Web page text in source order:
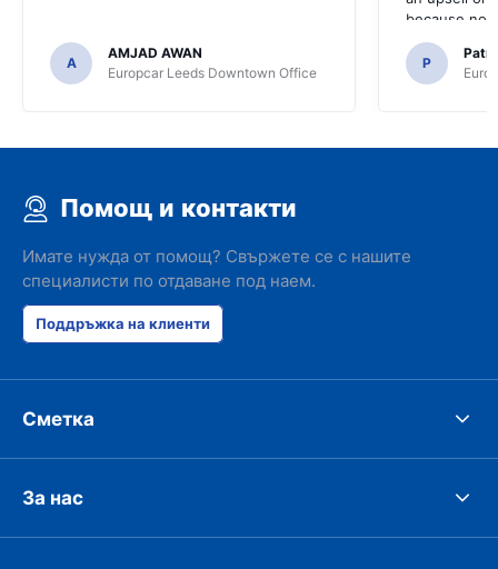
A
AMJAD AWAN
Europcar Leeds Downtown Office
because no
time of
P
Помощ и контакти
Имате нужда от помощ? Свържете се с нашите
специалисти по отдаване под наем.
Поддръжка на клиенти
Сметка
За нас